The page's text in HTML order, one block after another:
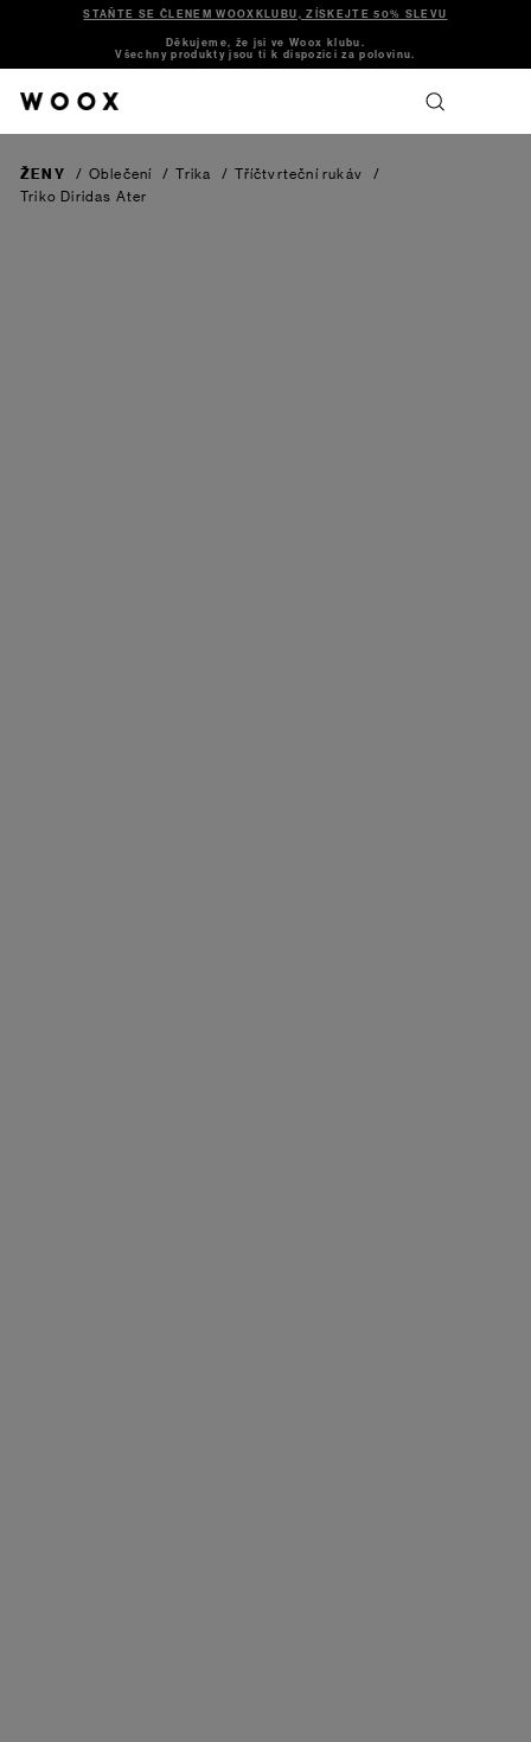
STAŇTE SE ČLENEM WOOXKLUBU, ZÍSKEJTE 50% SLEVU
Děkujeme, že jsi ve Woox klubu.
Všechny produkty jsou ti k dispozici za polovinu.
ŽENY / Oblečení / Trika / Tříčtvrteční rukáv
/
Triko Diridas Ater